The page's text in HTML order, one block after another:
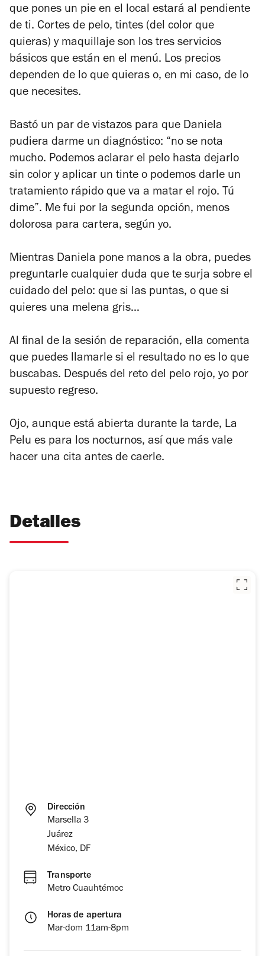
que pones un pie en el local estará al pendiente
de ti. Cortes de pelo, tintes (del color que
quieras) y maquillaje son los tres servicios
básicos que están en el menú. Los precios
dependen de lo que quieras o, en mi caso, de lo
que necesites.
Bastó un par de vistazos para que Daniela
pudiera darme un diagnóstico: “no se nota
mucho. Podemos aclarar el pelo hasta dejarlo
sin color y aplicar un tinte o podemos darle un
tratamiento rápido que va a matar el rojo. Tú
dime”. Me fui por la segunda opción, menos
dolorosa para cartera, según yo.
Mientras Daniela pone manos a la obra, puedes
preguntarle cualquier duda que te surja sobre el
cuidado del pelo: que si las puntas, o que si
quieres una melena gris…
Al final de la sesión de reparación, ella comenta
que puedes llamarle si el resultado no es lo que
buscabas. Después del reto del pelo rojo, yo por
supuesto regreso.
Ojo, aunque está abierta durante la tarde, La
Pelu es para los nocturnos, así que más vale
hacer una cita antes de caerle.
Detalles
Dirección
Marsella 3
Juárez
México, DF
Transporte
Metro Cuauhtémoc
Horas de apertura
Mar-dom 11am-8pm